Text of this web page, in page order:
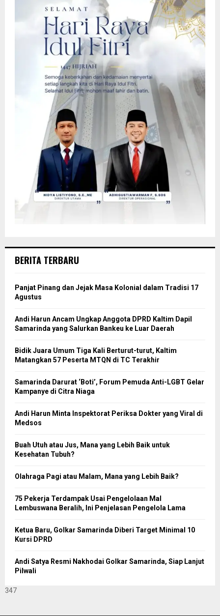
BERITA TERBARU
Panjat Pinang dan Jejak Masa Kolonial dalam Tradisi 17
Agustus
Andi Harun Ancam Ungkap Anggota DPRD Kaltim Dapil
Samarinda yang Salurkan Bankeu ke Luar Daerah
Bidik Juara Umum Tiga Kali Berturut-turut, Kaltim
Matangkan 57 Peserta MTQN di TC Terakhir
Samarinda Darurat ‘Boti’, Forum Pemuda Anti-LGBT Gelar
Kampanye di Citra Niaga
Andi Harun Minta Inspektorat Periksa Dokter yang Viral di
Medsos
Buah Utuh atau Jus, Mana yang Lebih Baik untuk
Kesehatan Tubuh?
Olahraga Pagi atau Malam, Mana yang Lebih Baik?
75 Pekerja Terdampak Usai Pengelolaan Mal
Lembuswana Beralih, Ini Penjelasan Pengelola Lama
Ketua Baru, Golkar Samarinda Diberi Target Minimal 10
Kursi DPRD
Andi Satya Resmi Nakhodai Golkar Samarinda, Siap Lanjut
Pilwali
347